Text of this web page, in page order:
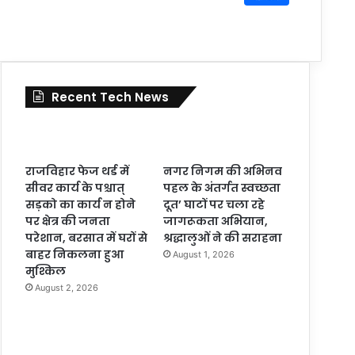
Recent Tech News
राजविहार फेज थर्ड में
सीवर कार्य के पश्चात्
सड़को का कार्य न होने
पर क्षेत्र की जनता
परेशान, बरसात में घरों से
बाहर निकलना हुआ
मुश्किल
August 2, 2026
नगर निगम की अभिनव
पहल के अंतर्गत स्वच्छता
दूत’ घाटों पर चला रहे
जागरूकता अभियान,
श्रद्धालुओं ने की सराहना
August 1, 2026